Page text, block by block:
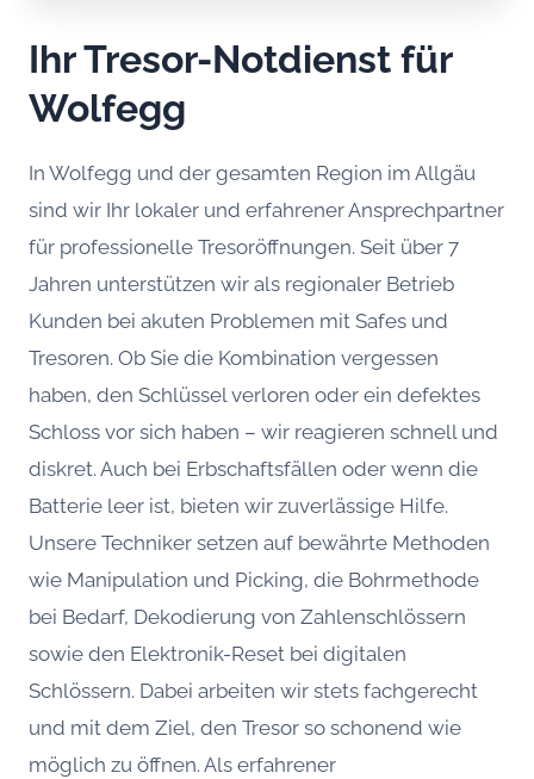
Ihr Tresor-Notdienst für
Wolfegg
In Wolfegg und der gesamten Region im Allgäu
sind wir Ihr lokaler und erfahrener Ansprechpartner
für professionelle Tresoröffnungen. Seit über 7
Jahren unterstützen wir als regionaler Betrieb
Kunden bei akuten Problemen mit Safes und
Tresoren. Ob Sie die Kombination vergessen
haben, den Schlüssel verloren oder ein defektes
Schloss vor sich haben – wir reagieren schnell und
diskret. Auch bei Erbschaftsfällen oder wenn die
Batterie leer ist, bieten wir zuverlässige Hilfe.
Unsere Techniker setzen auf bewährte Methoden
wie Manipulation und Picking, die Bohrmethode
bei Bedarf, Dekodierung von Zahlenschlössern
sowie den Elektronik-Reset bei digitalen
Schlössern. Dabei arbeiten wir stets fachgerecht
und mit dem Ziel, den Tresor so schonend wie
möglich zu öffnen. Als erfahrener